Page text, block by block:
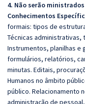
4. Não serão
Conhecimentos
formais: tipos de
Técnicas administrativas,
Instrumentos, planilhas e
formulários, relatórios,
minutas. Editais,
Humanos no âmbito
público. Relacionamento
administração de